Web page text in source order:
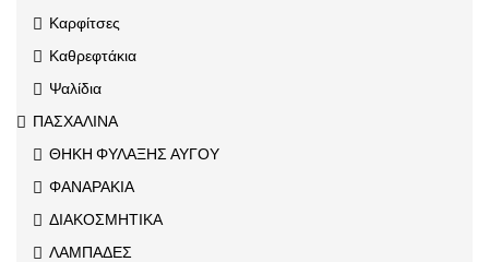
Καρφίτσες
Καθρεφτάκια
Ψαλίδια
ΠΑΣΧΑΛΙΝΑ
ΘΗΚΗ ΦΥΛΑΞΗΣ ΑΥΓΟΥ
ΦΑΝΑΡΑΚΙΑ
ΔΙΑΚΟΣΜΗΤΙΚΑ
ΛΑΜΠΑΔΕΣ